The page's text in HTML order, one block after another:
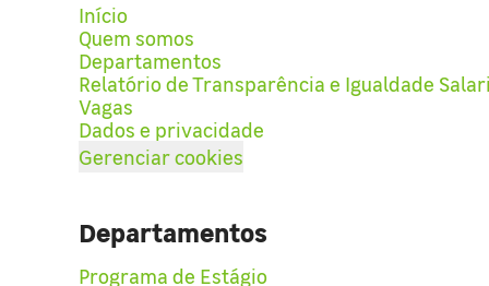
Início
Quem somos
Departamentos
Relatório de Transparência e Igualdade
Vagas
Dados e privacidade
Gerenciar cookies
Departamentos
Programa de Estágio